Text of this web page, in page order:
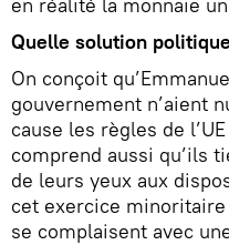
Quelle solution
On conçoit
gouvernement n’aient
cause les règles de
comprend aussi qu’ils
de leurs yeux aux
cet exercice
se complaisent avec